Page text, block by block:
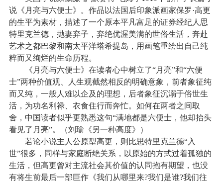
说《月亮与六便士》。作品以法国后印象派画家保罗·高更
的生平为素材，描述了一个原本平凡富足的证券经纪人思
特里克兰德，抛妻弃子，弃绝优渥美满的世俗生活，奔赴
艺术之都巴黎和南太平洋塔希提岛，用画笔重绘出自己纯
粹而又绚烂的生命历程。
《月亮与六便士》在读者心中树立了“月亮”和“六便
士”两种价值观、人生观截然相反的明确意象，前者象征纯
而又纯，一般人难以企及的理想，后者象征沉溺于俗世生
活，为功名利禄、衣食住行而奔忙。如何在两者之间取
舍，中国读者似乎更熟悉这句“满地都是六便士，他却抬头
看见了月亮”。（刘瑜《另一种高度》）
若论小说主人公原型高更，则比思特里克兰德“入
世”很多，同样与家庭断绝关系，以原始的方式过着孤独的
生活，但高更曾对主流社会其价值的认同抱有期望，也没
有将生前最后一部巨作《我们从哪里来?我们是谁?我们往